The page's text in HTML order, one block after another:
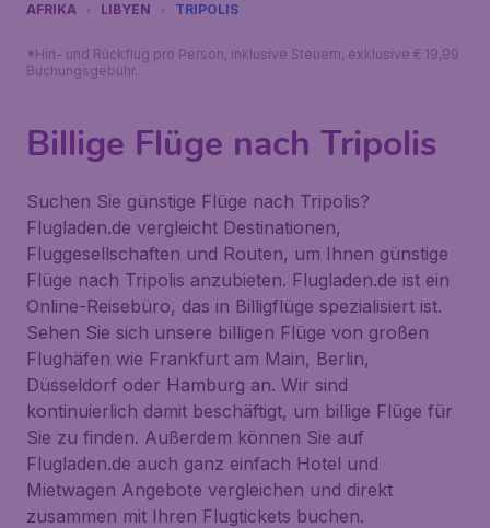
AFRIKA LIBYEN TRIPOLIS
*Hin- und Rückflug pro Person, inklusive Steuern, exklusive € 19,99
Buchungsgebühr.
Billige Flüge nach Tripolis
Suchen Sie günstige Flüge nach Tripolis?
Flugladen.de vergleicht Destinationen,
Fluggesellschaften und Routen, um Ihnen günstige
Flüge nach Tripolis anzubieten. Flugladen.de ist ein
Online-Reisebüro, das in Billigflüge spezialisiert ist.
Sehen Sie sich unsere billigen Flüge von großen
Flughäfen wie Frankfurt am Main, Berlin,
Düsseldorf oder Hamburg an. Wir sind
kontinuierlich damit beschäftigt, um billige Flüge für
Sie zu finden. Außerdem können Sie auf
Flugladen.de auch ganz einfach Hotel und
Mietwagen Angebote vergleichen und direkt
zusammen mit Ihren Flugtickets buchen.